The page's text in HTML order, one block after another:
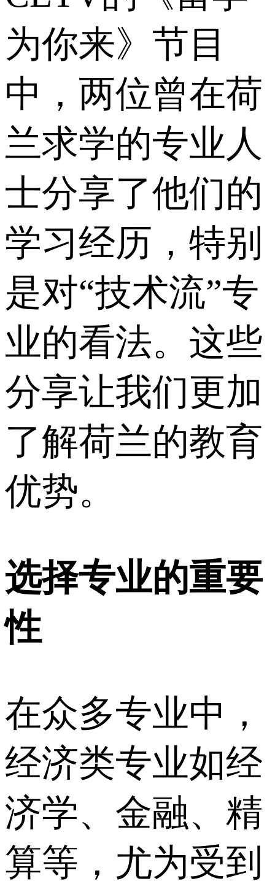
为你来》节目
中，两位曾在荷
兰求学的专业人
士分享了他们的
学习经历，特别
是对“技术流”专
业的看法。这些
分享让我们更加
了解荷兰的教育
优势。
选择专业的重要
性
在众多专业中，
经济类专业如经
济学、金融、精
算等，尤为受到